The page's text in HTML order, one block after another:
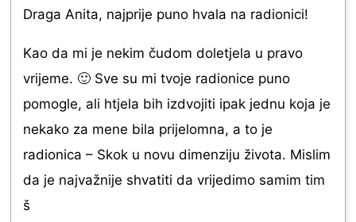
u
o
f
5
t
e
d
5
.
0
Draga Anita, najprije puno hvala na radionici!
Kao da mi je nekim čudom doletjela u pravo
vrijeme. 🙂 Sve su mi tvoje radionice puno
pomogle, ali htjela bih izdvojiti ipak jednu koja je
nekako za mene bila prijelomna, a to je
radionica – Skok u novu dimenziju života. Mislim
da je najvažnije shvatiti da vrijedimo samim tim
š